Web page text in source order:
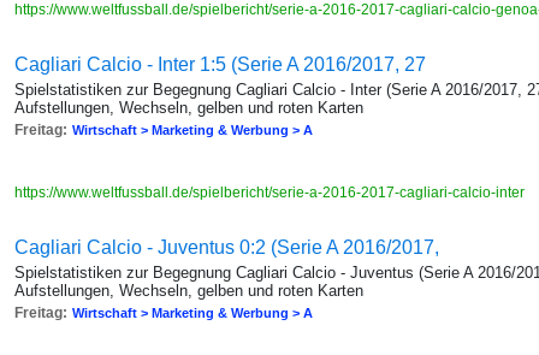
https://www.weltfussball.de/spielbericht/serie-a-2016-2017-cagliari-calcio-
Cagliari Calcio - Inter 1:5 (Serie A 2016/2017, 27
Spielstatistiken zur Begegnung Cagliari Calcio - Inter (Serie A 2016/2017,
Aufstellungen, Wechseln, gelben und roten Karten
Freitag: Wirtschaft > Marketing & Werbung > A
https://www.weltfussball.de/spielbericht/serie-a-2016-2017-cagliari-calcio-inter
Cagliari Calcio - Juventus 0:2 (Serie A 2016/2017,
Spielstatistiken zur Begegnung Cagliari Calcio - Juventus (Serie A 2016/
Aufstellungen, Wechseln, gelben und roten Karten
Freitag: Wirtschaft > Marketing & Werbung > A